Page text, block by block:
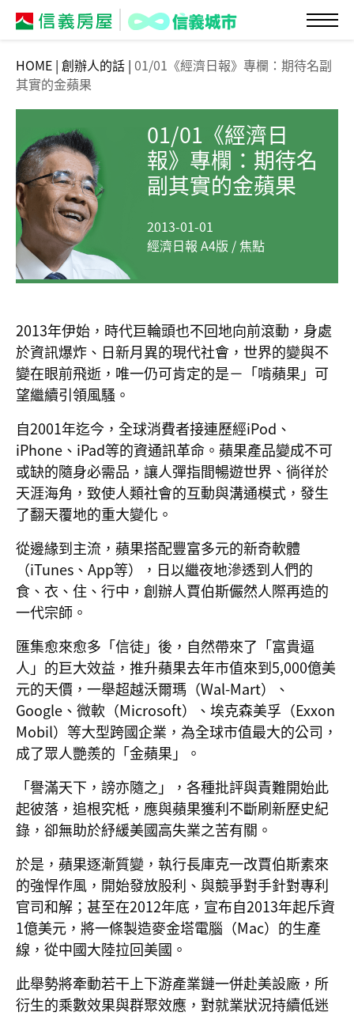
HOME | 創辦人的話 | 01/01《經濟日報》專欄：期待名副
其實的金蘋果
01/01《經濟日
報》專欄：期待名
副其實的金蘋果
2013-01-01
經濟日報 A4版 / 焦點
2013年伊始，時代巨輪頭也不回地向前滾動，身處
於資訊爆炸、日新月異的現代社會，世界的變與不
變在眼前飛逝，唯一仍可肯定的是－「啃蘋果」可
望繼續引領風騷。
自2001年迄今，全球消費者接連歷經iPod、
iPhone、iPad等的資通訊革命。蘋果產品變成不可
或缺的隨身必需品，讓人彈指間暢遊世界、徜徉於
天涯海角，致使人類社會的互動與溝通模式，發生
了翻天覆地的重大變化。
從邊緣到主流，蘋果搭配豐富多元的新奇軟體
（iTunes、App等），日以繼夜地滲透到人們的
食、衣、住、行中，創辦人賈伯斯儼然人際再造的
一代宗師。
匯集愈來愈多「信徒」後，自然帶來了「富貴逼
人」的巨大效益，推升蘋果去年市值來到5,000億美
元的天價，一舉超越沃爾瑪（Wal-Mart）、
Google、微軟（Microsoft）、埃克森美孚（Exxon
Mobil）等大型跨國企業，為全球市值最大的公司，
成了眾人艷羨的「金蘋果」。
「譽滿天下，謗亦隨之」，各種批評與責難開始此
起彼落，追根究柢，應與蘋果獲利不斷刷新歷史紀
錄，卻無助於紓緩美國高失業之苦有關。
於是，蘋果逐漸質變，執行長庫克一改賈伯斯素來
的強悍作風，開始發放股利、與競爭對手針對專利
官司和解；甚至在2012年底，宣布自2013年起斥資
1億美元，將一條製造麥金塔電腦（Mac）的生產
線，從中國大陸拉回美國。
此舉勢將牽動若干上下游產業鏈一併赴美設廠，所
衍生的乘數效果與群聚效應，對就業狀況持續低迷